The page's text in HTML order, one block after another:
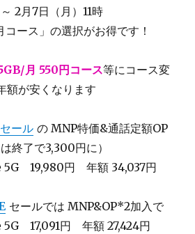
2月7日（月）11時
ース」の選択がお得です！
月 550円コース等にコース変
額が安くなります
ール の MNP特価&通話定額OP
終了で3,300円に）
5G 19,980円 年額 34,037円
セールでは MNP&OP*2加入で
17,091円 年額 27,424円